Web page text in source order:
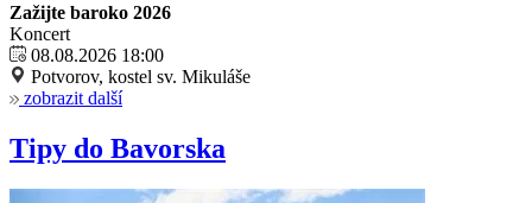
Zažijte baroko 2026
Koncert
08.08.2026 18:00
Potvorov, kostel sv. Mikuláše
zobrazit další
Tipy do Bavorska